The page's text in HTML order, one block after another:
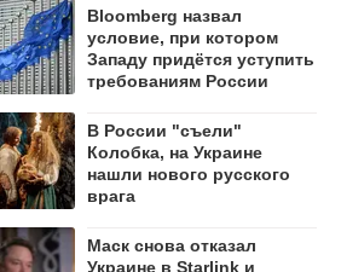
Bloomberg назвал
условие, при котором
Западу придётся уступить
требованиям России
В России "съели"
Колобка, на Украине
нашли нового русского
врага
Маск снова отказал
Украине в Starlink и